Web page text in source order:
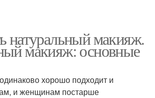
натуральный макияж.
макияж: основные
хорошо подходит и
и женщинам постарше